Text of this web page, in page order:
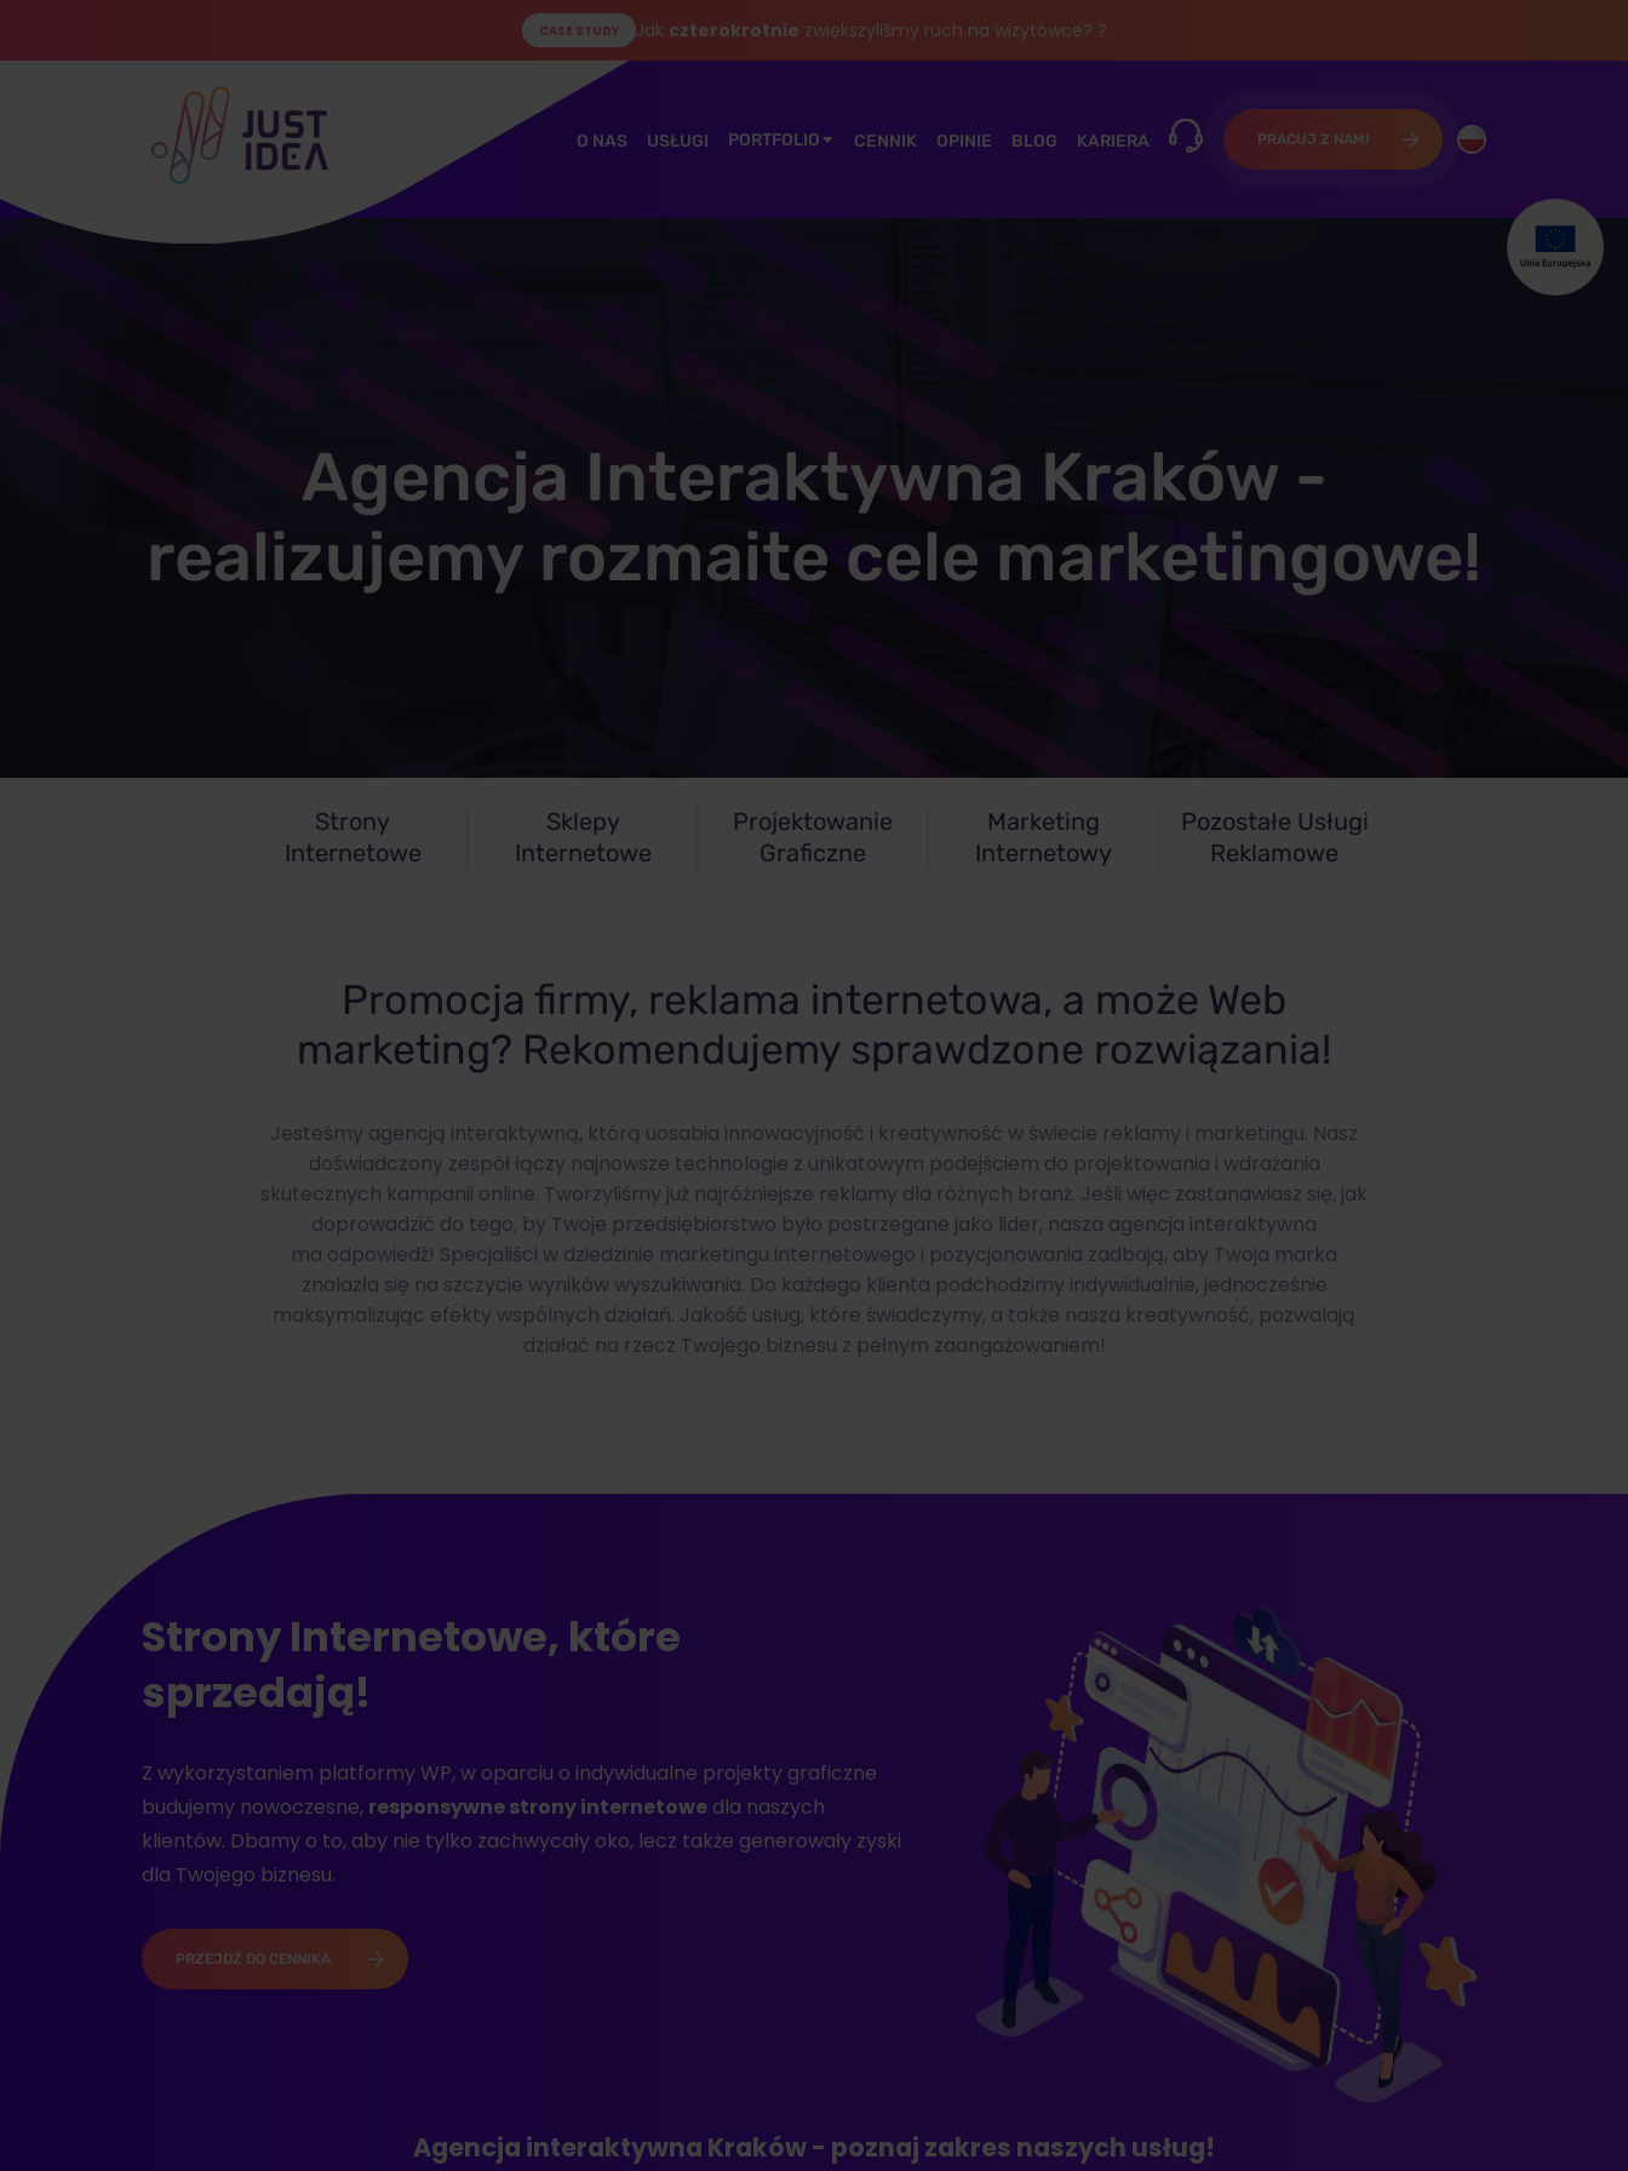
CASE STUDY Jak czterokrotnie zwiększyliśmy ruch na wizytówce? ?
O NAS USŁUGI PORTFOLIO CENNIK OPINIE BLOG KARIERA PRACUJ Z NAMI
Agencja Interaktywna Kraków -
realizujemy rozmaite cele marketingowe!
Strony
Internetowe
Sklepy
Internetowe
Projektowanie
Graficzne
Marketing
Internetowy
Pozostałe Usługi
Reklamowe
Promocja firmy, reklama internetowa, a może Web
marketing? Rekomendujemy sprawdzone rozwiązania!
Jesteśmy agencją interaktywną, którą uosabia innowacyjność i kreatywność w świecie reklamy i marketingu. Nasz
doświadczony zespół łączy najnowsze technologie z unikatowym podejściem do projektowania i wdrażania
skutecznych kampanii online. Tworzyliśmy już najróżniejsze reklamy dla różnych branż. Jeśli więc zastanawiasz się, jak
doprowadzić do tego, by Twoje przedsiębiorstwo było postrzegane jako lider, nasza agencja interaktywna
ma odpowiedź! Specjaliści w dziedzinie marketingu internetowego i pozycjonowania zadbają, aby Twoja marka
znalazła się na szczycie wyników wyszukiwania. Do każdego klienta podchodzimy indywidualnie, jednocześnie
maksymalizując efekty wspólnych działań. Jakość usług, które świadczymy, a także nasza kreatywność, pozwalają
działać na rzecz Twojego biznesu z pełnym zaangażowaniem!
Strony Internetowe, które
sprzedają!
Z wykorzystaniem platformy WP, w oparciu o indywidualne projekty graficzne
budujemy nowoczesne, responsywne strony internetowe dla naszych
klientów. Dbamy o to, aby nie tylko zachwycały oko, lecz także generowały zyski
dla Twojego biznesu.
PRZEJDŹ DO CENNIKA
Agencja interaktywna Kraków - poznaj zakres naszych usług!